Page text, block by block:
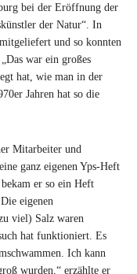
bei der Eröffnung der
der Natur“. In
und so konnten
war ein großes
hat, wie man in der
Jahren hat so die
Mitarbeiter und
ganz eigenen Yps-Heft
er so ein Heft
eigenen
viel) Salz waren
hat funktioniert. Es
Ich kann
wurden,“ erzählte er